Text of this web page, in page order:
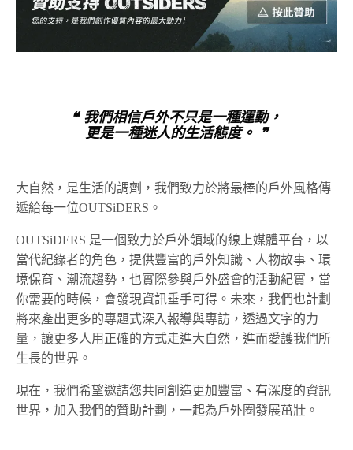
❝ 我們相信戶外不只是一種運動，
更是一種迷人的生活態度。 ❞
大自然，是生活的調劑，我們致力於將最棒的戶外風格傳
遞給每一位OUTSiDERS。
OUTSiDERS 是一個致力於戶外領域的線上媒體平台，以
當代紀錄者的角色，提供豐富的戶外知識、人物故事、環
境保育、潮流趨勢，也實際參與戶外盛會的活動紀實，當
你需要的時候，會發現資訊垂手可得。未來，我們也計劃
將來產出更多的專題式深入報導與專訪，透過文字的力
量，讓更多人用正確的方式走進大自然，進而愛護我們所
生長的世界。
現在，我們希望邀請您共同創造更加豐富、有深度的資訊
世界，加入我們的贊助計劃，一起為戶外圈發展茁壯。